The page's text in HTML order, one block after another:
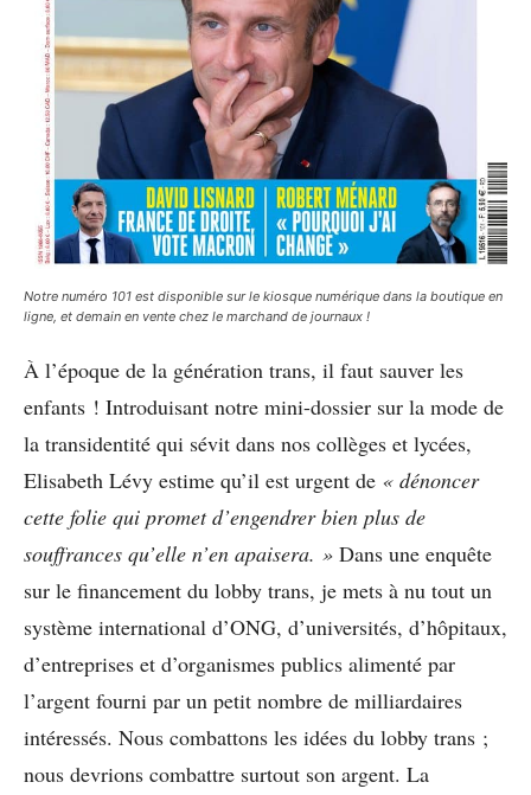
Notre numéro 101 est disponible sur le kiosque numérique dans la boutique en
ligne, et demain en vente chez le marchand de journaux !
À l’époque de la génération trans, il faut sauver les
enfants ! Introduisant notre mini-dossier sur la mode de
la transidentité qui sévit dans nos collèges et lycées,
Elisabeth Lévy estime qu’il est urgent de « dénoncer
cette folie qui promet d’engendrer bien plus de
souffrances qu’elle n’en apaisera. » Dans une enquête
sur le financement du lobby trans, je mets à nu tout un
système international d’ONG, d’universités, d’hôpitaux,
d’entreprises et d’organismes publics alimenté par
l’argent fourni par un petit nombre de milliardaires
intéressés. Nous combattons les idées du lobby trans ;
nous devrions combattre surtout son argent. La